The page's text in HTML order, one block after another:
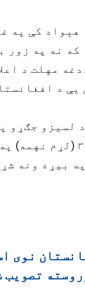
په دغه
نه په زور
د
لسیزو جګړو
افغانانو کوربه توب کړی دی. خو د
بیړه ونه
نوی
تصویب